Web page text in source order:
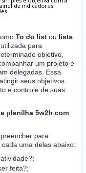
de indicadores.
To do list ou lista
para
objetivo,
um projeto e
delegadas. Essa
seus objetivos
e controle de suas
planilha 5w2h com
para
uma delas abaixo:
feita?;